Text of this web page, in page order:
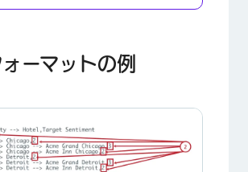
ーマットの例